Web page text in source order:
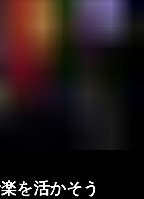
を活かそう